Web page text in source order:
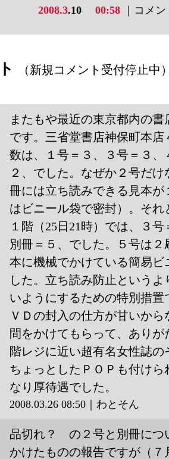
2008.3.10 00:58 ｜コメ
（新規コメント受付停止中
またもや最近の東京都内の
です。三省堂書店神保町本
数は、１号＝３、３号＝３
２、でした。なぜか２号だ
冊には立ち読みできる見本
はビニール袋で密封）。そ
１階（25日21時）では、３
別冊＝５、でした。５号は
本に機械でかけている簡易
した。立ち読み防止という
いようにするための特別措
ＶＤの封入の仕方が甘いか
間をかけてもらって、あり
階レジに近い超有名女性誌
ちょっとしたＰＯＰも付け
なり厚待遇でした。
2008.03.26 08:50｜わとそん
品切れ？ の２号と別冊につ
かけたものの報告ですが（